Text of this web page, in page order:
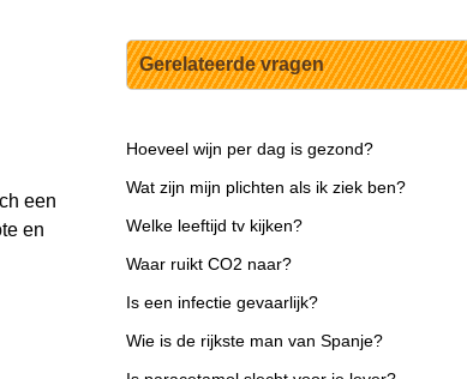
een
en
Gerelateerde vragen
Hoeveel wijn per dag is gezond?
Wat zijn mijn plichten als ik ziek ben?
Welke leeftijd tv kijken?
Waar ruikt CO2 naar?
Is een infectie gevaarlijk?
Wie is de rijkste man van Spanje?